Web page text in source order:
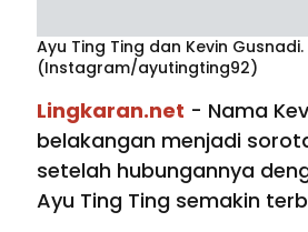
Ayu Ting Ting dan Kevin Gusnadi.
(Instagram/ayutingting92)
Lingkaran.net - Nama
belakangan menjadi
setelah hubungannya
Ayu Ting Ting semakin